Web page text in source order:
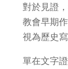
對於見證
教會早期
視為歷史寫
單在文字